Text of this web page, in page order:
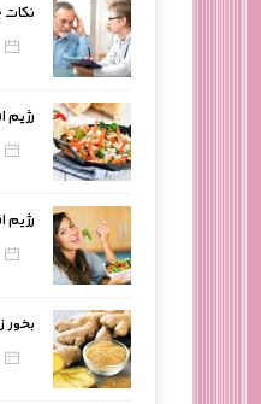
نکات
رژیم
رژیم
بخور